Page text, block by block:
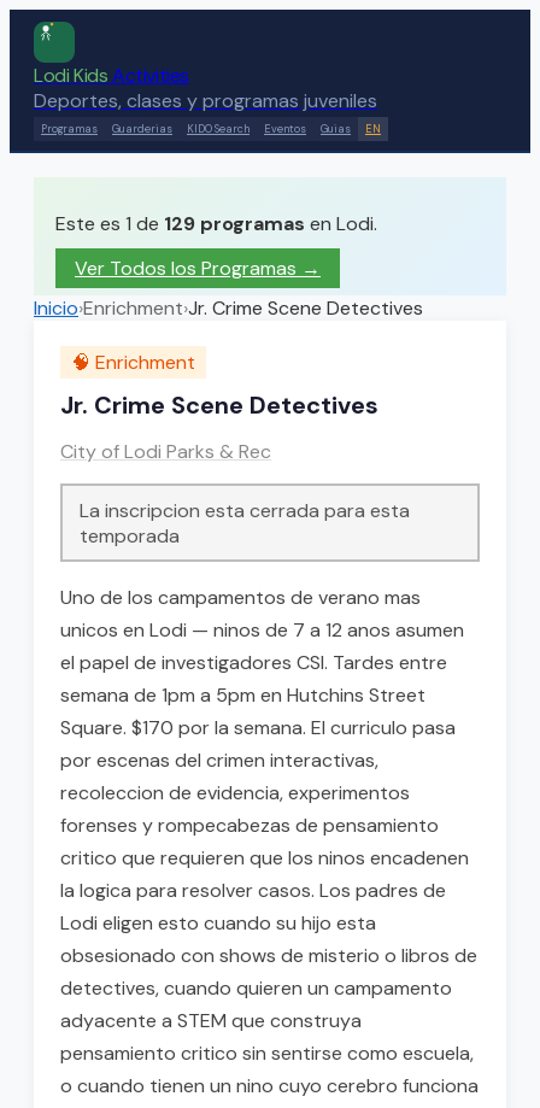
Lodi KidsActivities
Deportes, clases y programas juveniles
Programas Guarderias KIDO Search Eventos Guias EN
Este es 1 de 129 programas en Lodi.
Ver Todos los Programas →
Inicio›Enrichment›Jr. Crime Scene Detectives
🧠 Enrichment
Jr. Crime Scene Detectives
City of Lodi Parks & Rec
La inscripcion esta cerrada para esta
temporada
Uno de los campamentos de verano mas
unicos en Lodi — ninos de 7 a 12 anos asumen
el papel de investigadores CSI. Tardes entre
semana de 1pm a 5pm en Hutchins Street
Square. $170 por la semana. El curriculo pasa
por escenas del crimen interactivas,
recoleccion de evidencia, experimentos
forenses y rompecabezas de pensamiento
critico que requieren que los ninos encadenen
la logica para resolver casos. Los padres de
Lodi eligen esto cuando su hijo esta
obsesionado con shows de misterio o libros de
detectives, cuando quieren un campamento
adyacente a STEM que construya
pensamiento critico sin sentirse como escuela,
o cuando tienen un nino cuyo cerebro funciona